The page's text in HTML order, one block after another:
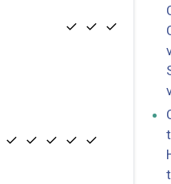
✓ ✓ ✓
✓ ✓ ✓ ✓ ✓